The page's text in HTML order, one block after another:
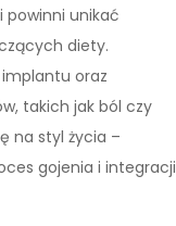
powinni unikać
diety.
oraz
takich jak ból czy
na styl życia –
gojenia i integracji